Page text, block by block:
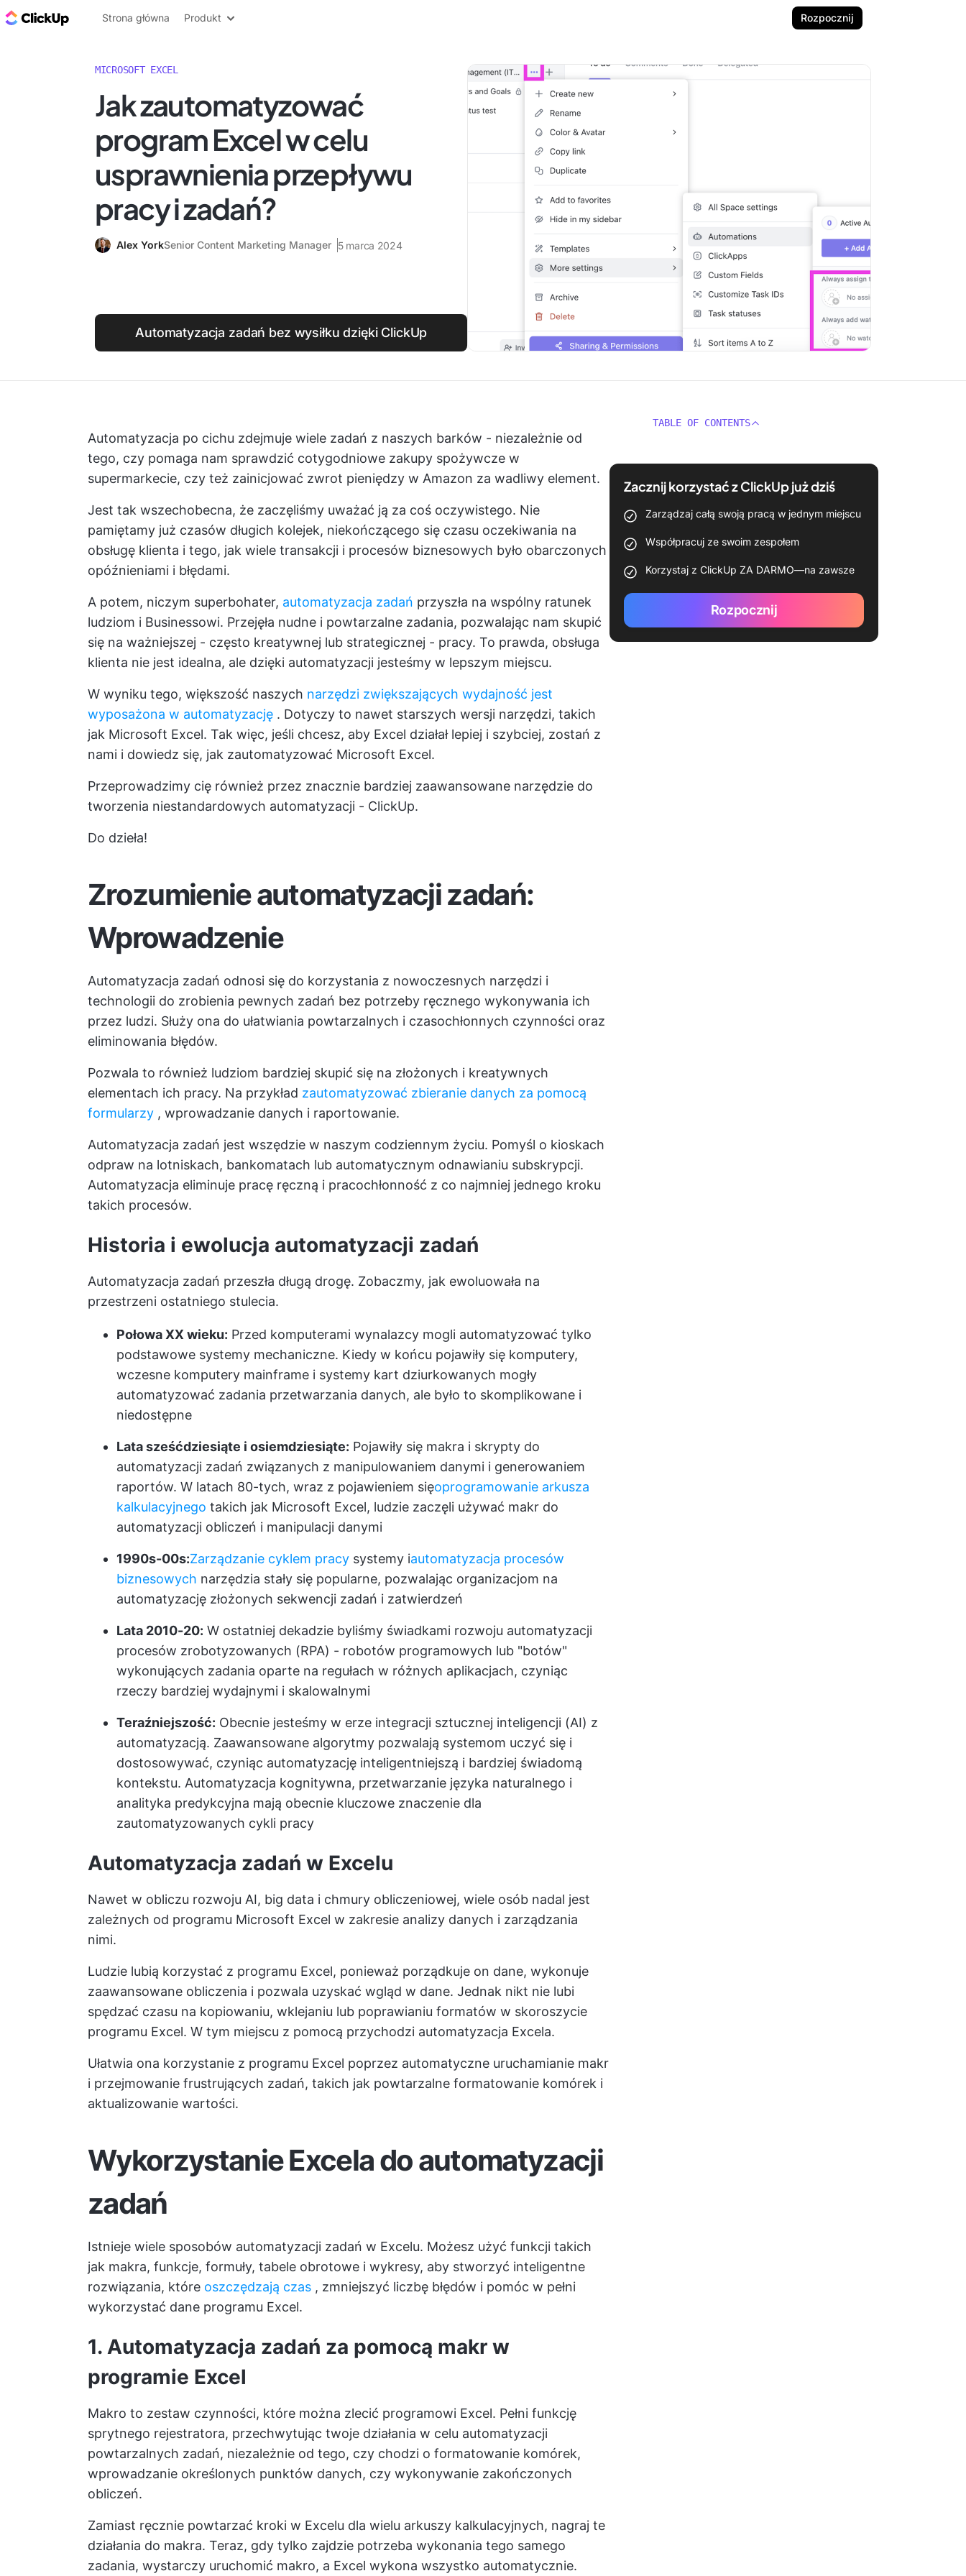
ClickUp Blog
Strona główna Produkt Rozpocznij
MICROSOFT EXCEL
Jak zautomatyzować
program Excel w celu
usprawnienia przepływu
pracy i zadań?
Alex YorkSenior Content Marketing Manager 5 marca 2024
Automatyzacja zadań bez wysiłku dzięki ClickUp
Automatyzacja po cichu zdejmuje wiele zadań z naszych barków - niezależnie od
tego, czy pomaga nam sprawdzić cotygodniowe zakupy spożywcze w
supermarkecie, czy też zainicjować zwrot pieniędzy w Amazon za wadliwy element.
Jest tak wszechobecna, że zaczęliśmy uważać ją za coś oczywistego. Nie
pamiętamy już czasów długich kolejek, niekończącego się czasu oczekiwania na
obsługę klienta i tego, jak wiele transakcji i procesów biznesowych było obarczonych
opóźnieniami i błędami.
A potem, niczym superbohater, automatyzacja zadań przyszła na wspólny ratunek
ludziom i Businessowi. Przejęła nudne i powtarzalne zadania, pozwalając nam skupić
się na ważniejszej - często kreatywnej lub strategicznej - pracy. To prawda, obsługa
klienta nie jest idealna, ale dzięki automatyzacji jesteśmy w lepszym miejscu.
W wyniku tego, większość naszych narzędzi zwiększających wydajność jest
wyposażona w automatyzację . Dotyczy to nawet starszych wersji narzędzi, takich
jak Microsoft Excel. Tak więc, jeśli chcesz, aby Excel działał lepiej i szybciej, zostań z
nami i dowiedz się, jak zautomatyzować Microsoft Excel.
Przeprowadzimy cię również przez znacznie bardziej zaawansowane narzędzie do
tworzenia niestandardowych automatyzacji - ClickUp.
Do dzieła!
Zrozumienie automatyzacji zadań:
Wprowadzenie
Automatyzacja zadań odnosi się do korzystania z nowoczesnych narzędzi i
technologii do zrobienia pewnych zadań bez potrzeby ręcznego wykonywania ich
przez ludzi. Służy ona do ułatwiania powtarzalnych i czasochłonnych czynności oraz
eliminowania błędów.
Pozwala to również ludziom bardziej skupić się na złożonych i kreatywnych
elementach ich pracy. Na przykład zautomatyzować zbieranie danych za pomocą
formularzy , wprowadzanie danych i raportowanie.
Automatyzacja zadań jest wszędzie w naszym codziennym życiu. Pomyśl o kioskach
odpraw na lotniskach, bankomatach lub automatycznym odnawianiu subskrypcji.
Automatyzacja eliminuje pracę ręczną i pracochłonność z co najmniej jednego kroku
takich procesów.
Historia i ewolucja automatyzacji zadań
Automatyzacja zadań przeszła długą drogę. Zobaczmy, jak ewoluowała na
przestrzeni ostatniego stulecia.
Połowa XX wieku: Przed komputerami wynalazcy mogli automatyzować tylko
podstawowe systemy mechaniczne. Kiedy w końcu pojawiły się komputery,
wczesne komputery mainframe i systemy kart dziurkowanych mogły
automatyzować zadania przetwarzania danych, ale było to skomplikowane i
niedostępne
Lata sześćdziesiąte i osiemdziesiąte: Pojawiły się makra i skrypty do
automatyzacji zadań związanych z manipulowaniem danymi i generowaniem
raportów. W latach 80-tych, wraz z pojawieniem sięoprogramowanie arkusza
kalkulacyjnego takich jak Microsoft Excel, ludzie zaczęli używać makr do
automatyzacji obliczeń i manipulacji danymi
1990s-00s:Zarządzanie cyklem pracy systemy iautomatyzacja procesów
biznesowych narzędzia stały się popularne, pozwalając organizacjom na
automatyzację złożonych sekwencji zadań i zatwierdzeń
Lata 2010-20: W ostatniej dekadzie byliśmy świadkami rozwoju automatyzacji
procesów zrobotyzowanych (RPA) - robotów programowych lub "botów"
wykonujących zadania oparte na regułach w różnych aplikacjach, czyniąc
rzeczy bardziej wydajnymi i skalowalnymi
Teraźniejszość: Obecnie jesteśmy w erze integracji sztucznej inteligencji (AI) z
automatyzacją. Zaawansowane algorytmy pozwalają systemom uczyć się i
dostosowywać, czyniąc automatyzację inteligentniejszą i bardziej świadomą
kontekstu. Automatyzacja kognitywna, przetwarzanie języka naturalnego i
analityka predykcyjna mają obecnie kluczowe znaczenie dla
zautomatyzowanych cykli pracy
Automatyzacja zadań w Excelu
Nawet w obliczu rozwoju AI, big data i chmury obliczeniowej, wiele osób nadal jest
zależnych od programu Microsoft Excel w zakresie analizy danych i zarządzania
nimi.
Ludzie lubią korzystać z programu Excel, ponieważ porządkuje on dane, wykonuje
zaawansowane obliczenia i pozwala uzyskać wgląd w dane. Jednak nikt nie lubi
spędzać czasu na kopiowaniu, wklejaniu lub poprawianiu formatów w skoroszycie
programu Excel. W tym miejscu z pomocą przychodzi automatyzacja Excela.
Ułatwia ona korzystanie z programu Excel poprzez automatyczne uruchamianie makr
i przejmowanie frustrujących zadań, takich jak powtarzalne formatowanie komórek i
aktualizowanie wartości.
Wykorzystanie Excela do automatyzacji
zadań
Istnieje wiele sposobów automatyzacji zadań w Excelu. Możesz użyć funkcji takich
jak makra, funkcje, formuły, tabele obrotowe i wykresy, aby stworzyć inteligentne
rozwiązania, które oszczędzają czas , zmniejszyć liczbę błędów i pomóc w pełni
wykorzystać dane programu Excel.
1. Automatyzacja zadań za pomocą makr w
programie Excel
Makro to zestaw czynności, które można zlecić programowi Excel. Pełni funkcję
sprytnego rejestratora, przechwytując twoje działania w celu automatyzacji
powtarzalnych zadań, niezależnie od tego, czy chodzi o formatowanie komórek,
wprowadzanie określonych punktów danych, czy wykonywanie zakończonych
obliczeń.
Zamiast ręcznie powtarzać kroki w Excelu dla wielu arkuszy kalkulacyjnych, nagraj te
działania do makra. Teraz, gdy tylko zajdzie potrzeba wykonania tego samego
zadania, wystarczy uruchomić makro, a Excel wykona wszystko automatycznie.
TABLE OF CONTENTS
Zacznij korzystać z ClickUp już dziś
Zarządzaj całą swoją pracą w jednym miejscu
Współpracuj ze swoim zespołem
Korzystaj z ClickUp ZA DARMO—na zawsze
Rozpocznij